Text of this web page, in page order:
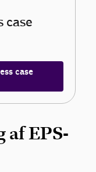
case
case
af EPS-